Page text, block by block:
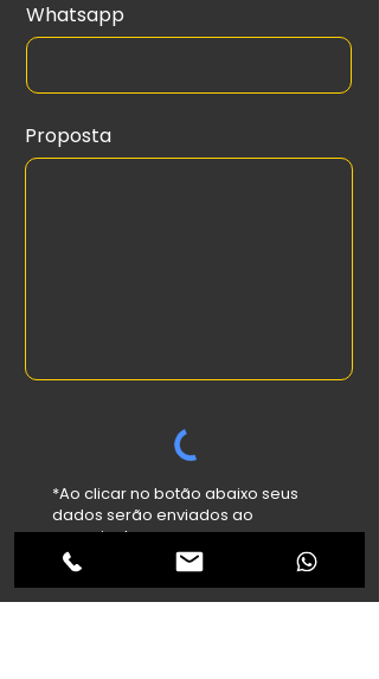
Whatsapp
Proposta
*Ao clicar no botão abaixo seus
dados serão enviados ao
anunciante.
Enviar